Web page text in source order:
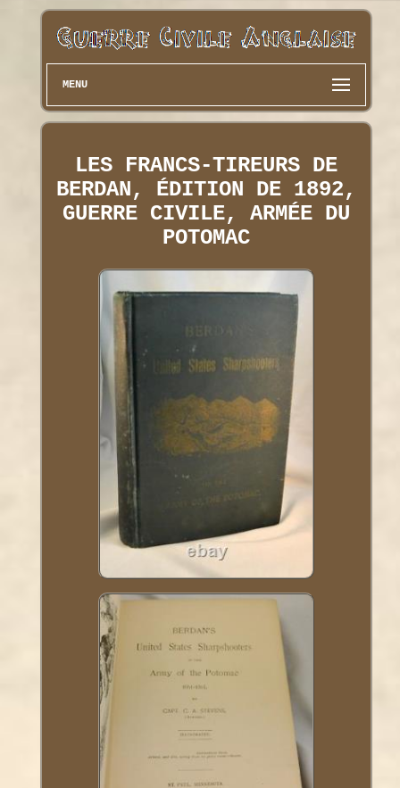
MENU
LES FRANCS-TIREURS DE
BERDAN, ÉDITION DE 1892,
GUERRE CIVILE, ARMÉE DU
POTOMAC